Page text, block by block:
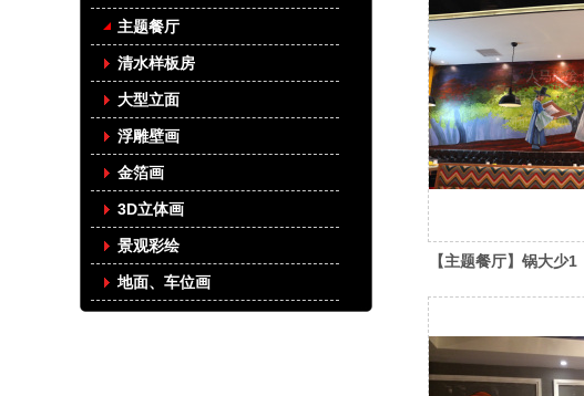
主题餐厅
清水样板房
大型立面
浮雕壁画
金箔画
3D立体画
景观彩绘
地面、车位画
【主题餐厅】锅大少1